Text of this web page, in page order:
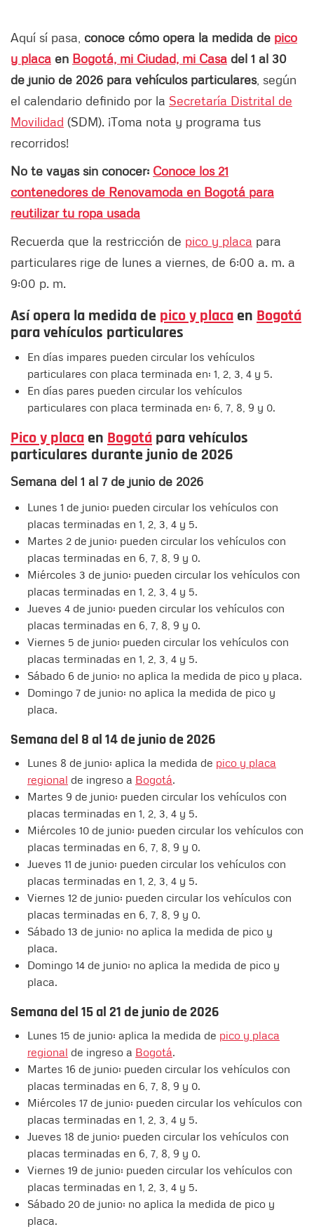
Aquí sí pasa, conoce cómo opera la medida de pico
y placa en Bogotá, mi Ciudad, mi Casa del 1 al 30
de junio de 2026 para vehículos particulares, según
el calendario definido por la Secretaría Distrital de
Movilidad (SDM). ¡Toma nota y programa tus
recorridos!
No te vayas sin conocer: Conoce los 21
contenedores de Renovamoda en Bogotá para
reutilizar tu ropa usada
Recuerda que la restricción de pico y placa para
particulares rige de lunes a viernes, de 6:00 a. m. a
9:00 p. m.
Así opera la medida de pico y placa en Bogotá
para vehículos particulares
En días impares pueden circular los vehículos
particulares con placa terminada en: 1, 2, 3, 4 y 5.
En días pares pueden circular los vehículos
particulares con placa terminada en: 6, 7, 8, 9 y 0.
Pico y placa en Bogotá para vehículos
particulares durante junio de 2026
Semana del 1 al 7 de junio de 2026
Lunes 1 de junio: pueden circular los vehículos con
placas terminadas en 1, 2, 3, 4 y 5.
Martes 2 de junio: pueden circular los vehículos con
placas terminadas en 6, 7, 8, 9 y 0.
Miércoles 3 de junio: pueden circular los vehículos con
placas terminadas en 1, 2, 3, 4 y 5.
Jueves 4 de junio: pueden circular los vehículos con
placas terminadas en 6, 7, 8, 9 y 0.
Viernes 5 de junio: pueden circular los vehículos con
placas terminadas en 1, 2, 3, 4 y 5.
Sábado 6 de junio: no aplica la medida de pico y placa.
Domingo 7 de junio: no aplica la medida de pico y
placa.
Semana del 8 al 14 de junio de 2026
Lunes 8 de junio: aplica la medida de pico y placa
regional de ingreso a Bogotá.
Martes 9 de junio: pueden circular los vehículos con
placas terminadas en 1, 2, 3, 4 y 5.
Miércoles 10 de junio: pueden circular los vehículos con
placas terminadas en 6, 7, 8, 9 y 0.
Jueves 11 de junio: pueden circular los vehículos con
placas terminadas en 1, 2, 3, 4 y 5.
Viernes 12 de junio: pueden circular los vehículos con
placas terminadas en 6, 7, 8, 9 y 0.
Sábado 13 de junio: no aplica la medida de pico y
placa.
Domingo 14 de junio: no aplica la medida de pico y
placa.
Semana del 15 al 21 de junio de 2026
Lunes 15 de junio: aplica la medida de pico y placa
regional de ingreso a Bogotá.
Martes 16 de junio: pueden circular los vehículos con
placas terminadas en 6, 7, 8, 9 y 0.
Miércoles 17 de junio: pueden circular los vehículos con
placas terminadas en 1, 2, 3, 4 y 5.
Jueves 18 de junio: pueden circular los vehículos con
placas terminadas en 6, 7, 8, 9 y 0.
Viernes 19 de junio: pueden circular los vehículos con
placas terminadas en 1, 2, 3, 4 y 5.
Sábado 20 de junio: no aplica la medida de pico y
placa.